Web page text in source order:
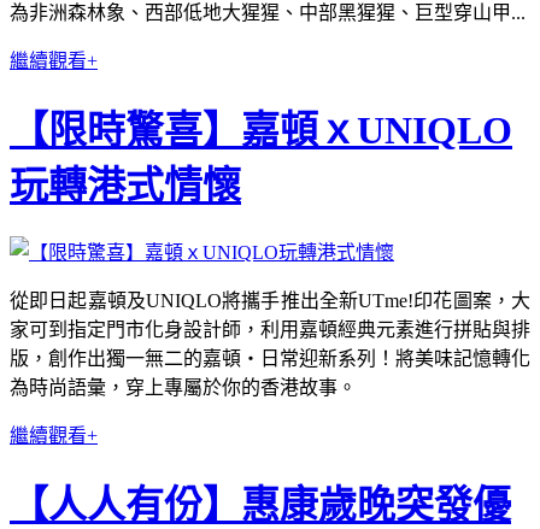
為非洲森林象、西部低地大猩猩、中部黑猩猩、巨型穿山甲...
繼續觀看+
【限時驚喜】嘉頓ｘUNIQLO
玩轉港式情懷
從即日起嘉頓及UNIQLO將攜手推出全新UTme!印花圖案，大
家可到指定門市化身設計師，利用嘉頓經典元素進行拼貼與排
版，創作出獨一無二的嘉頓・日常迎新系列！將美味記憶轉化
為時尚語彙，穿上專屬於你的香港故事。
繼續觀看+
【人人有份】惠康歲晚突發優